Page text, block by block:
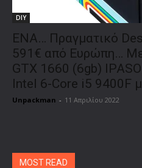
DIY
ENA… Πραγματικό
591€ από Ευρώπη…
GTX 1660 (6gb)
Intel 6-Core i5 9400F
Unpackman - 11 Απριλίου 2022
MOST READ